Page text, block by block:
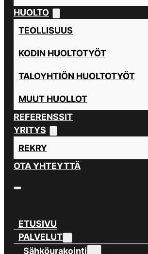
HUOLTO
TEOLLISUUS
KODIN HUOLTOTYÖT
TALOYHTIÖN HUOLTOTYÖT
MUUT HUOLLOT
REFERENSSIT
YRITYS
REKRY
OTA YHTEYTTÄ
ETUSIVU
PALVELUT
Sähköurakointi